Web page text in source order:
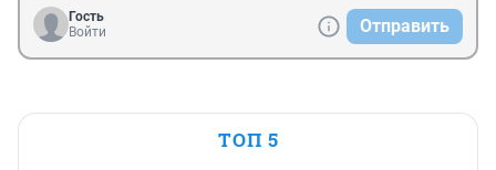
Гость
Войти
Отправить
ТОП 5